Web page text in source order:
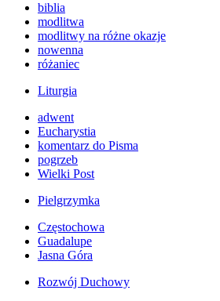
biblia
modlitwa
modlitwy na różne okazje
nowenna
różaniec
Liturgia
adwent
Eucharystia
komentarz do Pisma
pogrzeb
Wielki Post
Pielgrzymka
Częstochowa
Guadalupe
Jasna Góra
Rozwój Duchowy